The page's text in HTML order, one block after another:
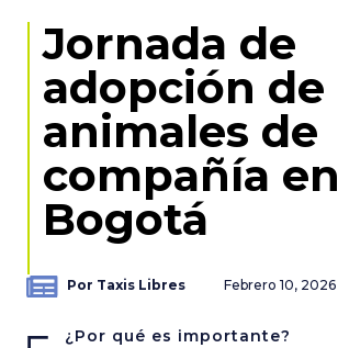
Jornada de
adopción de
animales de
compañía en
Bogotá
Por Taxis Libres Febrero 10, 2026
¿Por qué es importante?